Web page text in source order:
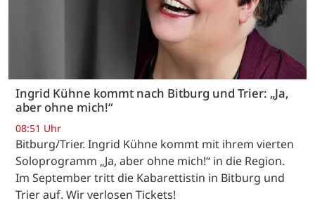
Ingrid Kühne kommt nach Bitburg und Trier: „Ja,
aber ohne mich!“
08:51 Uhr
Bitburg/Trier. Ingrid Kühne kommt mit ihrem vierten
Soloprogramm „Ja, aber ohne mich!“ in die Region.
Im September tritt die Kabarettistin in Bitburg und
Trier auf. Wir verlosen Tickets!